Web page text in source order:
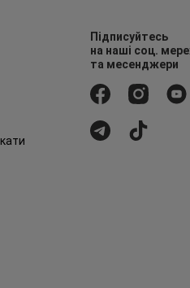
Підписуйтесь
на наші соц.
та месенджери